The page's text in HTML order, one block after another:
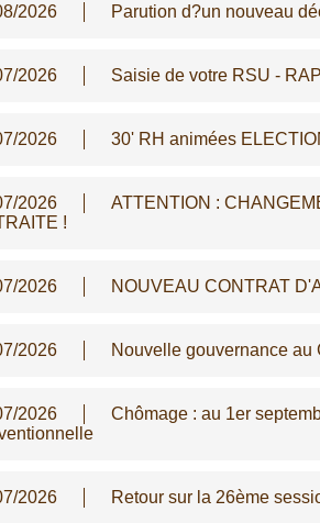
2026 Parution d?un nouveau
2026 Saisie de votre RSU -
2026 30' RH animées
2026
ATTENTION :
!
2026 NOUVEAU CONTRAT
2026 Nouvelle gouvernance au
2026
Chômage : au 1er
2026 Retour sur la 26ème